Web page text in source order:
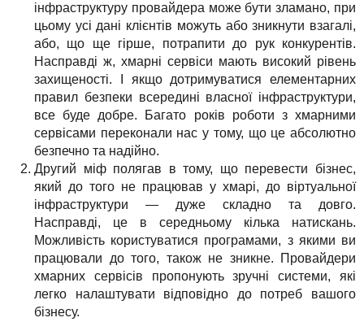
інфраструктуру провайдера може бути зламано, при
цьому усі дані клієнтів можуть або зникнути взагалі,
або, що ще гірше, потрапити до рук конкурентів.
Насправді ж, хмарні сервіси мають високий рівень
захищеності. І якщо дотримуватися елементарних
правил безпеки всередині власної інфраструктури,
все буде добре. Багато років роботи з хмарними
сервісами переконали нас у тому, що це абсолютно
безпечно та надійно.
Другий міф полягав в тому, що перевести бізнес,
який до того не працював у хмарі, до віртуальної
інфраструктури — дуже складно та довго.
Насправді, це в середньому кілька натискань.
Можливість користуватися програмами, з якими ви
працювали до того, також не зникне. Провайдери
хмарних сервісів пропонують зручні системи, які
легко налаштувати відповідно до потреб вашого
бізнесу.